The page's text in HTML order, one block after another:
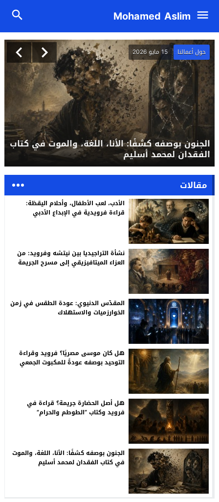
Mohamed Aslim
الجنون بوصفه كشفًا: الأنا، اللغة، والموت في كتاب
الفقدان لمحمد أسليم
حول أعمالنا 15 مايو 2026
مقالات
الأدب، لعب الأطفال، وأحلام اليقظة:
قراءة فرويدية في الإبداع الأدبي
نشأة التراجيديا بين نيتشه وفرويد: من
العزاء الميتافيزيقي إلى مسرح الجريمة
المقدّس الدنيوي: عودة الطقس في زمن
الخوارزميات والاستهلاك
هل كان موسى مصريًا؟ فرويد وقراءة
التوحيد بوصفه عودةً للمكبوت الجمعي
هل أصل الحضارة جريمة؟ قراءة في
فرويد وكتاب “الطوطم والحرام”
الجنون بوصفه كشفًا: الأنا، اللغة، والموت
في كتاب الفقدان لمحمد أسليم